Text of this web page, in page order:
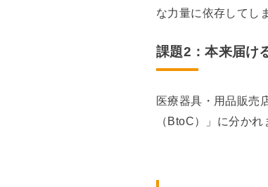
な力量に依存してし
課題2：本来届け
医療器具・用品販売
（BtoC）」に分か